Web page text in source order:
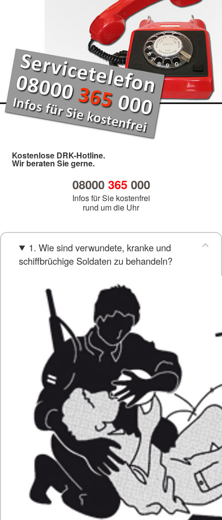
Kostenlose DRK-Hotline.
Wir beraten Sie gerne.
08000 365000
Infos für Sie kostenfrei
rund um die Uhr
1. Wie sind verwundete, kranke und
schiffbrüchige Soldaten zu behandeln?